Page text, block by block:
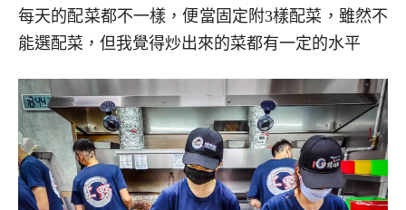
每天的配菜都不一樣，便當固定附3樣配菜，雖然不
能選配菜，但我覺得炒出來的菜都有一定的水平